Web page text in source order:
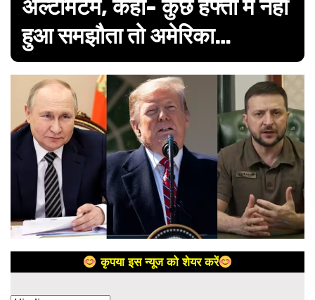
अल्टीमेटम, कहा- कुछ हफ्तों में नहीं
हुआ समझौता तो अमेरिका…
कृपया इस न्यूज को शेयर करें